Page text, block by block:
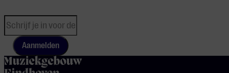
Aanmelden